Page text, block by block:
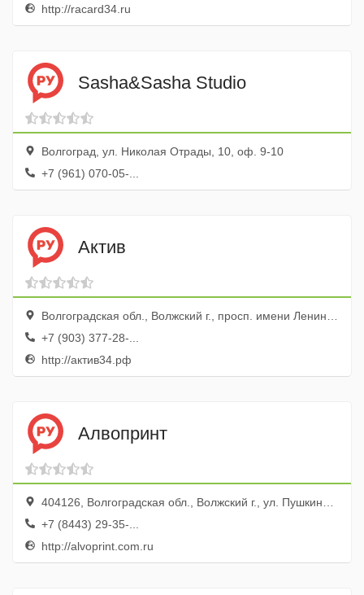
http://racard34.ru
Sasha&Sasha Studio
Волгоград, ул. Николая Отрады, 10, оф. 9-10
+7 (961) 070-05-...
Актив
Волгоградская обл., Волжский г., просп. имени Ленина, 64, оф. 2
+7 (903) 377-28-...
http://актив34.рф
Алвопринт
404126, Волгоградская обл., Волжский г., ул. Пушкина, 79
+7 (8443) 29-35-...
http://alvoprint.com.ru